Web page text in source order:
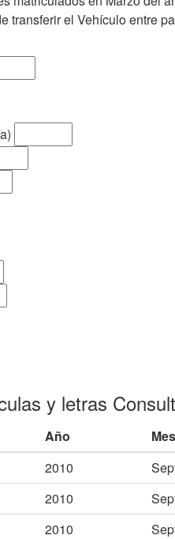
transferir el Vehículo entre
y letras
Año
Mes
2010
2010
2010